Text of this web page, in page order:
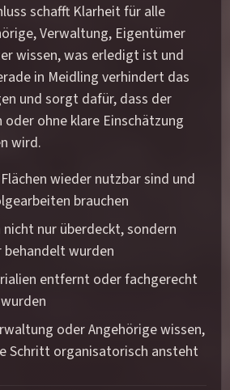
schafft Klarheit für alle
Verwaltung, Eigentümer
wissen, was erledigt ist und
in Meidling verhindert das
und sorgt dafür, dass der
oder ohne klare Einschätzung
wird.
wieder nutzbar sind und
brauchen
nicht nur überdeckt, sondern
behandelt wurden
entfernt oder fachgerecht
oder Angehörige wissen,
Schritt organisatorisch ansteht